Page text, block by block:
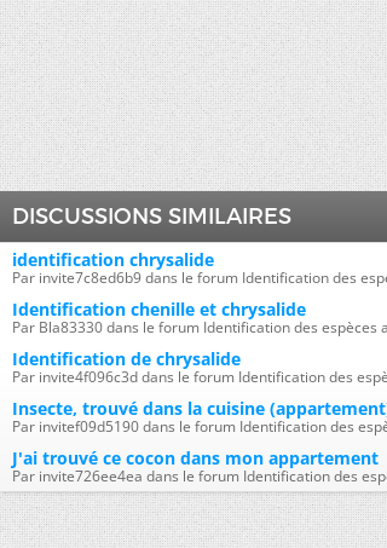
DISCUSSIONS SIMILAIRES
identification chrysalide
Par invite7c8ed6b9 dans le forum Identification des
Identification chenille et chrysalide
Par Bla83330 dans le forum Identification des espèces
Identification de chrysalide
Par invite4f096c3d dans le forum Identification des
Insecte, trouvé dans la cuisine
Par invitef09d5190 dans le forum Identification des
J'ai trouvé ce cocon dans mon appartement
Par invite726ee4ea dans le forum Identification des